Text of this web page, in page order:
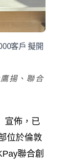
客戶 擬開
揚、聯合
宣佈，已
位於倫敦
聯合創